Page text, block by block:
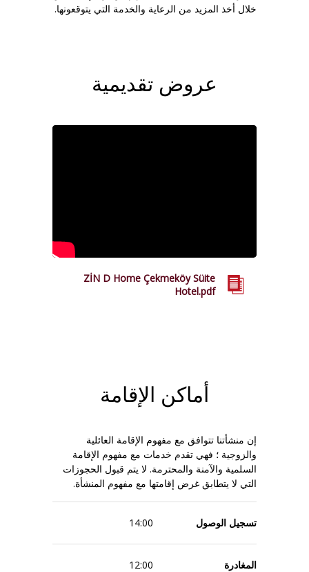
خلال أخذ المزيد من الرعاية والخدمة التي يتوقعونها.
عروض تقديمية
ZİN D Home Çekmeköy Süite
Hotel.pdf
أماكن الإقامة
إن منشأتنا تتوافق مع مفهوم الإقامة العائلية
والزوجية ؛ فهي تقدم خدمات مع مفهوم الإقامة
السلمية والآمنة والمحترمة. لا يتم قبول الحجوزات
التي لا يتطابق غرض إقامتها مع مفهوم المنشأة.
تسجيل الوصول 14:00
المغادرة 12:00